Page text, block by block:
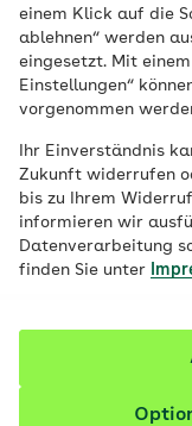
einem Klick auf die
ablehnen“ werden
eingesetzt. Mit
Einstellungen“
vorgenommen
Ihr Einverständnis
Zukunft widerrufen
bis zu Ihrem
informieren wir
Datenverarbeitung
finden Sie unter
Sport im
und Seele gut
kosten.
dich-Pfade
denen Sie
frischen Luft
Meer, inmitten